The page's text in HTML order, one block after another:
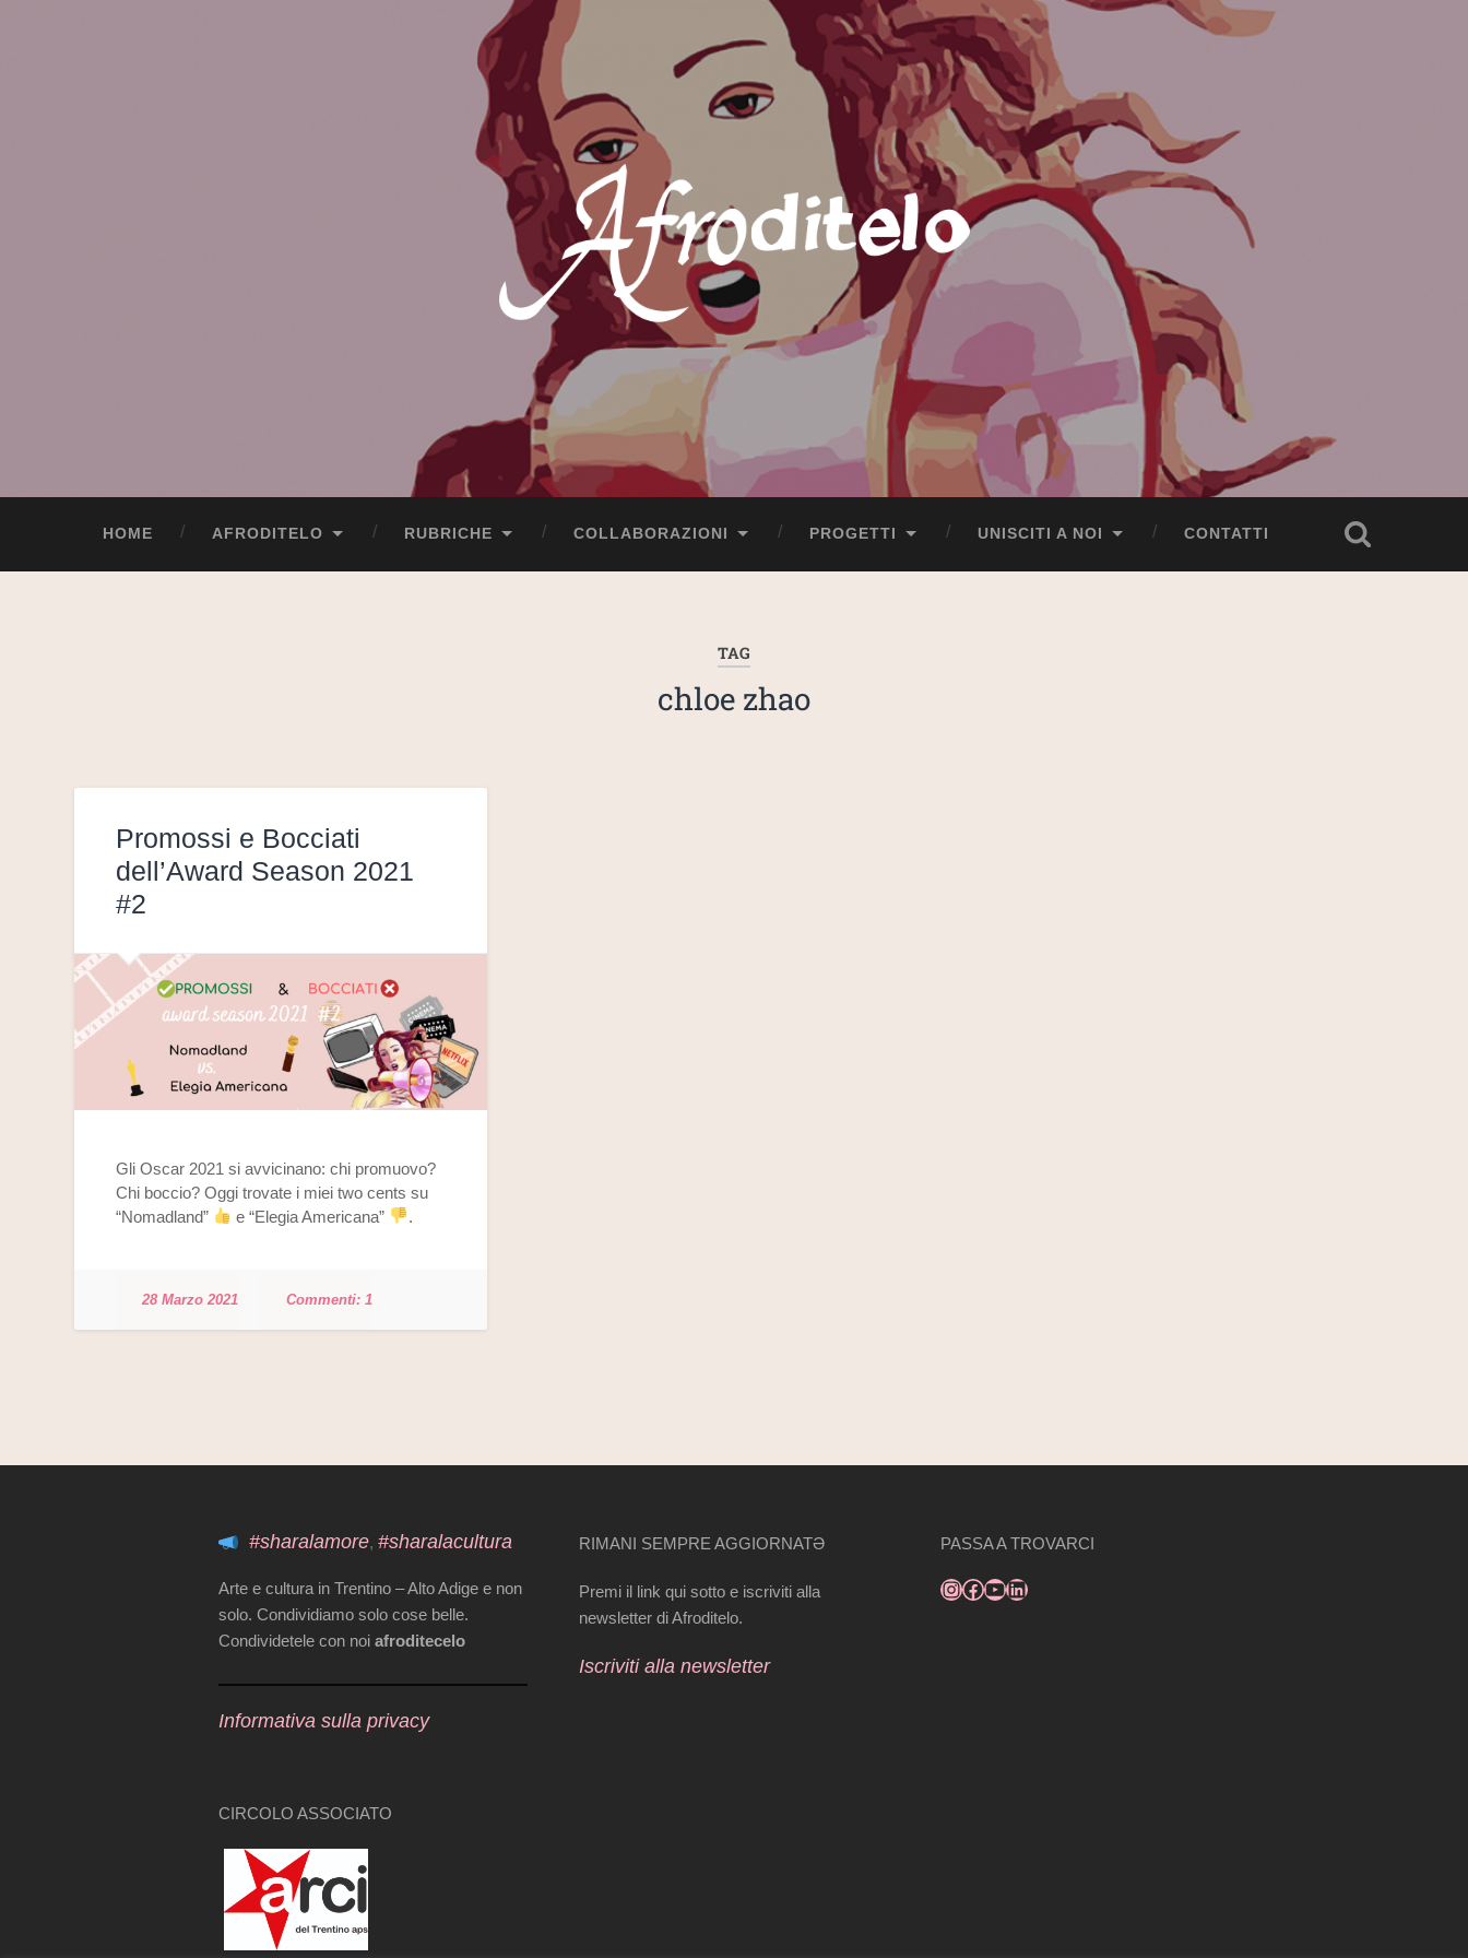
HOME AFRODITELO RUBRICHE COLLABORAZIONI PROGETTI UNISCITI A NOI CONTATTI
TAG
chloe zhao
Promossi e Bocciati
dell’Award Season 2021
#2
Gli Oscar 2021 si avvicinano: chi promuovo?
Chi boccio? Oggi trovate i miei two cents su
“Nomadland”
e “Elegia Americana” .
28 Marzo 2021 1
#sharalamore, #sharalacultura
Arte e cultura in Trentino – Alto Adige e non
solo. Condividiamo solo cose belle.
Condividetele con noi afroditecelo
Informativa sulla privacy
CIRCOLO ASSOCIATO
RIMANI SEMPRE AGGIORNATƏ
Premi il link qui sotto e iscriviti alla
newsletter di Afroditelo.
Iscriviti alla newsletter
PASSA A TROVARCI